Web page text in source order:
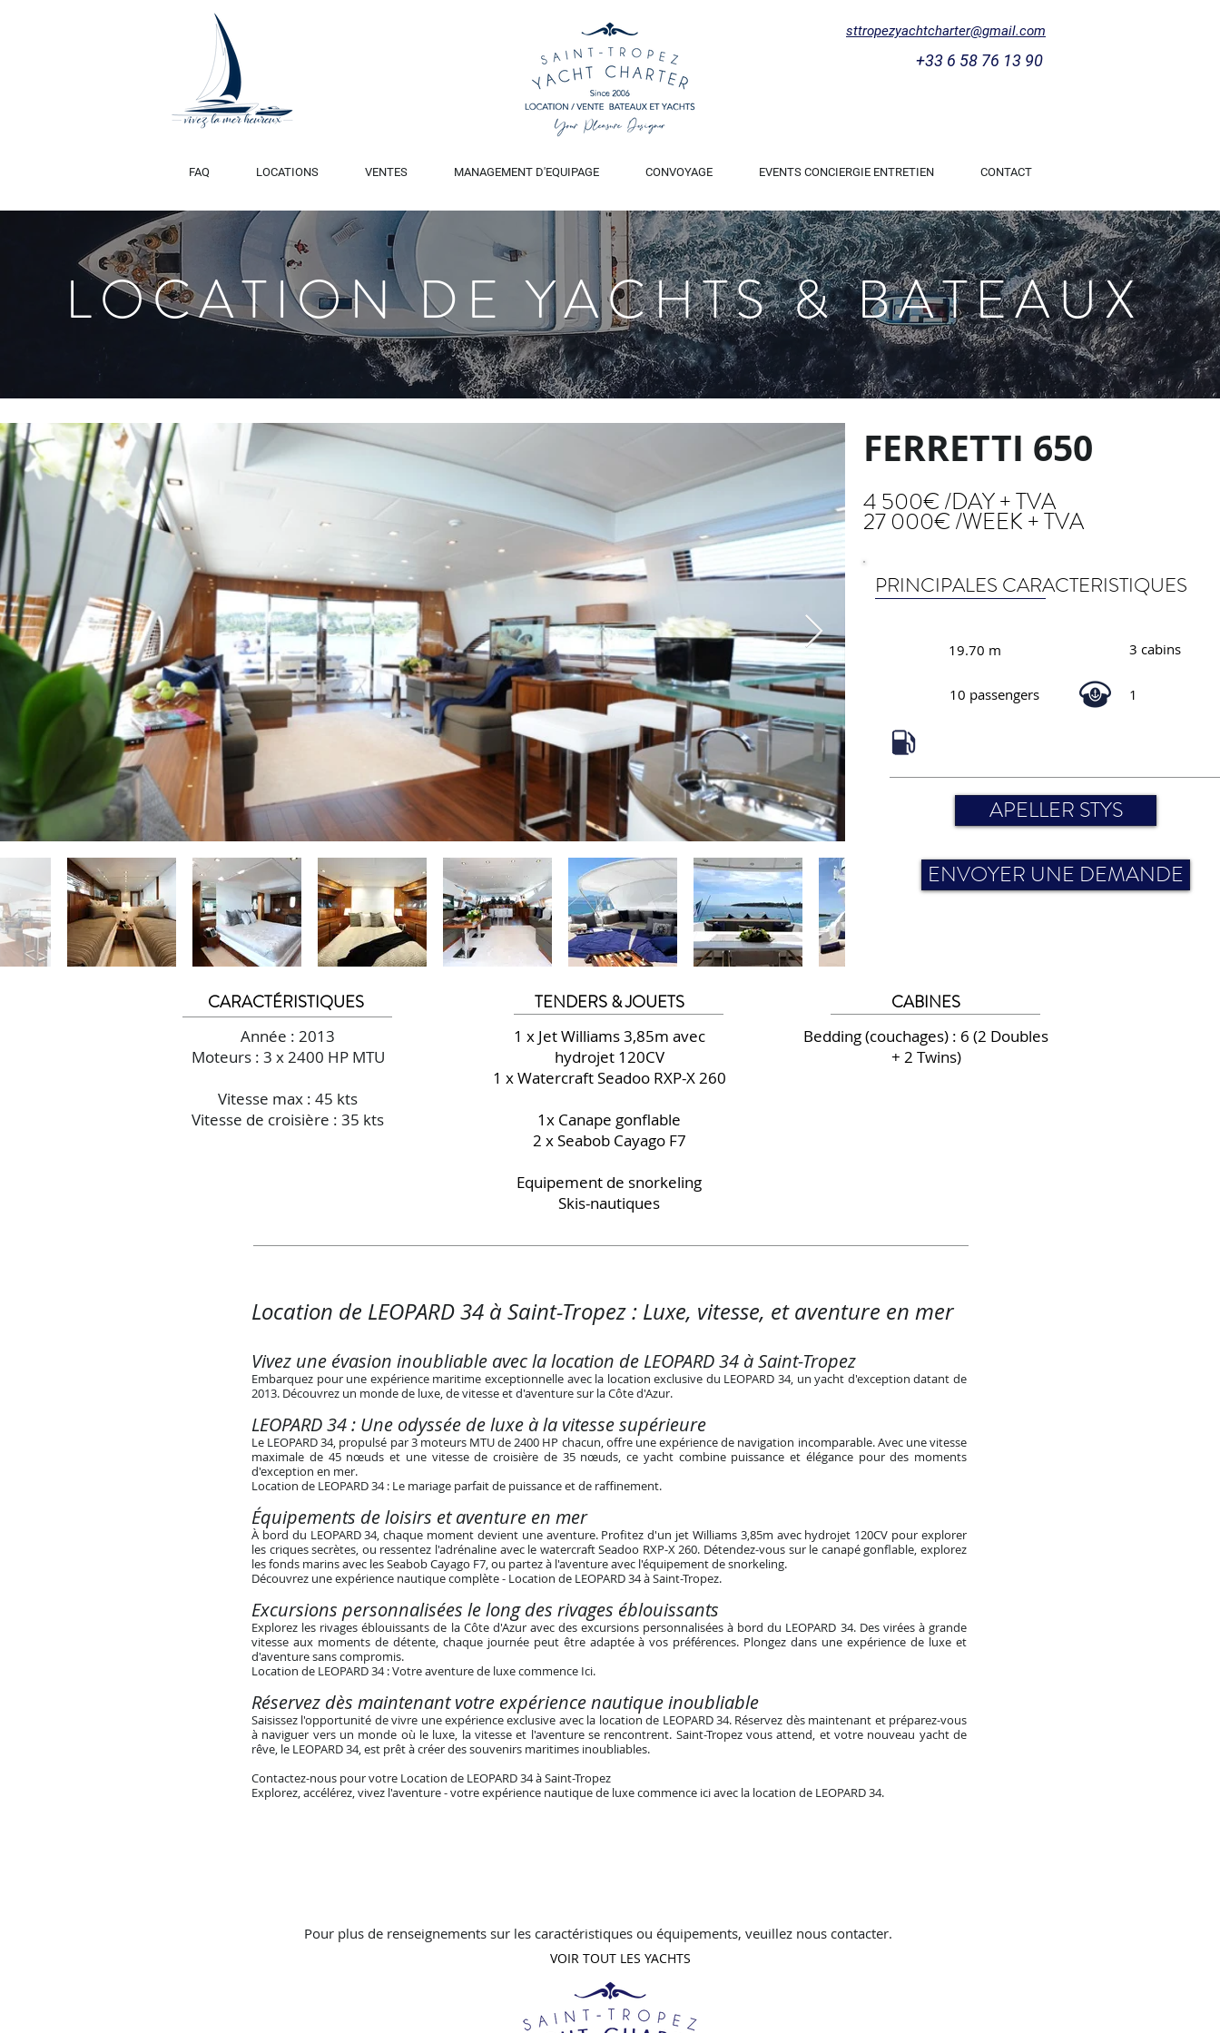
sttropezyachtcharter@gmail.com
+33 6 58 76 13 90
FAQ LOCATIONS VENTES MANAGEMENT D'EQUIPAGE CONVOYAGE EVENTS CONCIERGIE ENTRETIEN CONTACT
Année : 2013
Moteurs : 3 x 2400 HP MTU
Vitesse max : 45 kts
Vitesse de croisière : 35 kts
4 500€ /DAY + TVA
27 000€ /WEEK + TVA
PRINCIPALES CARACTERISTIQUES
19.70 m 3 cabins
10 passengers 1
APELLER STYS
ENVOYER UNE DEMANDE
CARACTÉRISTIQUES TENDERS & JOUETS
1 x Jet Williams 3,85m avec
hydrojet 120CV
1 x Watercraft Seadoo RXP-X 260
1x Canape gonflable
2 x Seabob Cayago F7
Equipement de snorkeling
Skis-nautiques
CABINES
Bedding (couchages) : 6 (2 Doubles
+ 2 Twins)
FERRETTI 650
LOCATION DE YACHTS & BATEAUX
Location de LEOPARD 34 à Saint-Tropez : Luxe, vitesse, et aventure en mer
Vivez une évasion inoubliable avec la location de LEOPARD 34 à Saint-Tropez
Embarquez pour une expérience maritime exceptionnelle avec la location exclusive du LEOPARD 34, un yacht d'exception datant de
2013. Découvrez un monde de luxe, de vitesse et d'aventure sur la Côte d'Azur.
LEOPARD 34 : Une odyssée de luxe à la vitesse supérieure
Le LEOPARD 34, propulsé par 3 moteurs MTU de 2400 HP chacun, offre une expérience de navigation incomparable. Avec une vitesse
maximale de 45 nœuds et une vitesse de croisière de 35 nœuds, ce yacht combine puissance et élégance pour des moments
d'exception en mer.
Location de LEOPARD 34 : Le mariage parfait de puissance et de raffinement.
Équipements de loisirs et aventure en mer
À bord du LEOPARD 34, chaque moment devient une aventure. Profitez d'un jet Williams 3,85m avec hydrojet 120CV pour explorer
les criques secrètes, ou ressentez l'adrénaline avec le watercraft Seadoo RXP-X 260. Détendez-vous sur le canapé gonflable, explorez
les fonds marins avec les Seabob Cayago F7, ou partez à l'aventure avec l'équipement de snorkeling.
Découvrez une expérience nautique complète - Location de LEOPARD 34 à Saint-Tropez.
Excursions personnalisées le long des rivages éblouissants
Explorez les rivages éblouissants de la Côte d'Azur avec des excursions personnalisées à bord du LEOPARD 34. Des virées à grande
vitesse aux moments de détente, chaque journée peut être adaptée à vos préférences. Plongez dans une expérience de luxe et
d'aventure sans compromis.
Location de LEOPARD 34 : Votre aventure de luxe commence Ici.
Réservez dès maintenant votre expérience nautique inoubliable
Saisissez l'opportunité de vivre une expérience exclusive avec la location de LEOPARD 34. Réservez dès maintenant et préparez-vous
à naviguer vers un monde où le luxe, la vitesse et l'aventure se rencontrent. Saint-Tropez vous attend, et votre nouveau yacht de
rêve, le LEOPARD 34, est prêt à créer des souvenirs maritimes inoubliables.
Contactez-nous pour votre Location de LEOPARD 34 à Saint-Tropez
Explorez, accélérez, vivez l'aventure - votre expérience nautique de luxe commence ici avec la location de LEOPARD 34.
Pour plus de renseignements sur les caractéristiques ou équipements, veuillez nous contacter.
VOIR TOUT LES YACHTS